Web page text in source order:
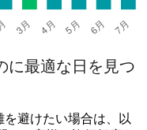
に最適な日を見つ
避けたい場合は、以